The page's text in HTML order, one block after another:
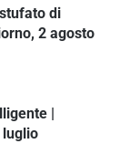
di
2 agosto
|
luglio